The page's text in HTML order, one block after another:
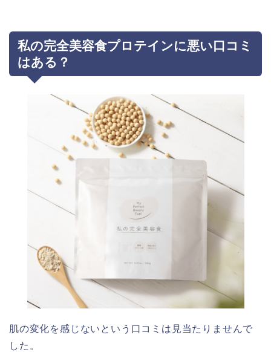
私の完全美容食プロテインに悪い口コミ
はある？
肌の変化を感じないという口コミは見当たりませんで
した。